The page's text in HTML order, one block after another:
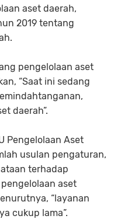
aset daerah,
2019 tentang
pengelolaan aset
“Saat ini sedang
daerah”.
Pengelolaan Aset
usulan pengaturan,
terhadap
aset
“layanan
cukup lama”.